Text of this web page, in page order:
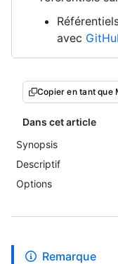
avec
Copier en tant que
Dans cet article
Synopsis
Descriptif
Options
Remarque